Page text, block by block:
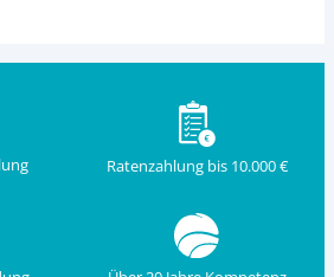
Ratenzahlung bis 10.000 €